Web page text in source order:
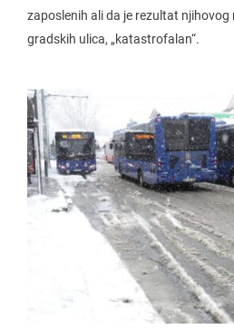
zaposlenih ali da je rezultat njihovog
gradskih ulica, „katastrofalan“.